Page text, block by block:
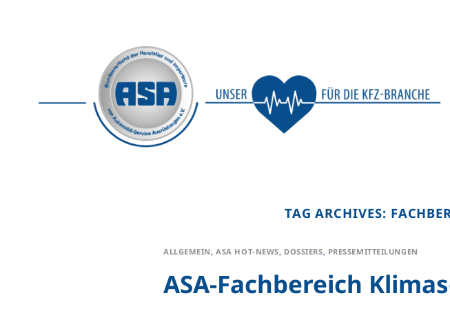
TAG ARCHIVES:
ALLGEMEIN,ASA HOT-NEWS, DOSSIERS, PRESSEMITTEILUNGEN
ASA-Fachbereich